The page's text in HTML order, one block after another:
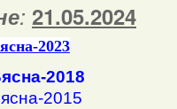
: 21.05.2024
-2023
2018
2015